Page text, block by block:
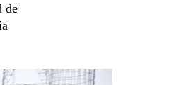
de